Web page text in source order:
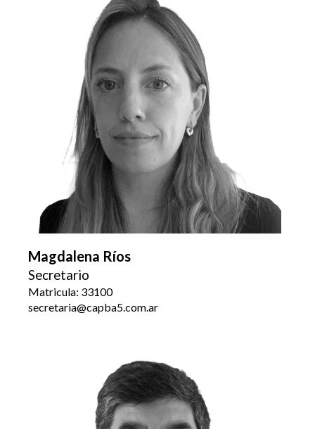
Magdalena Ríos
Secretario
Matricula: 33100
secretaria@capba5.com.ar